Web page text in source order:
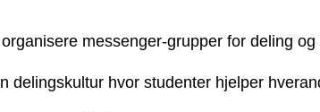
messenger-grupper for deling
hvor studenter hjelper